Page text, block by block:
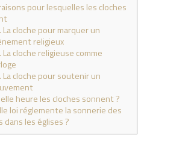
pour lesquelles les cloches
La cloche pour marquer un
religieux
La cloche religieuse comme
La cloche pour soutenir un
heure les cloches sonnent ?
loi réglemente la sonnerie des
dans les églises ?